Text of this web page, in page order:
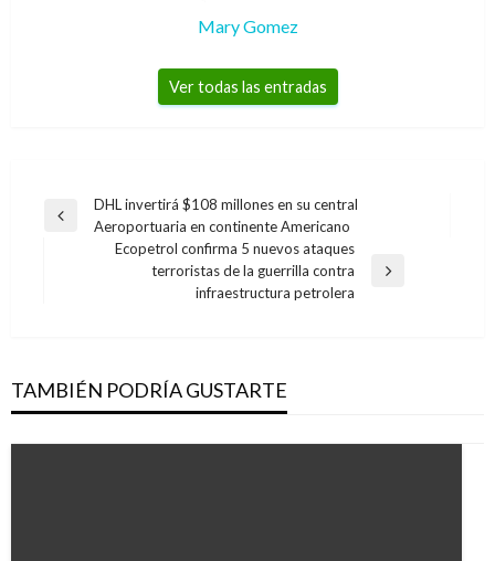
Mary Gomez
Ver todas las entradas
Navegación
Entrada
DHL invertirá $108 millones en su central
Aeroportuaria en continente Americano
Ecopetrol confirma 5 nuevos ataques
terroristas de la guerrilla contra
infraestructura petrolera
TAMBIÉN PODRÍA GUSTARTE